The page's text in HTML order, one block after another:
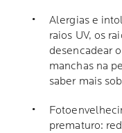
Alergias e
raios UV, os
desencadear
manchas na
saber mais
prematuro: